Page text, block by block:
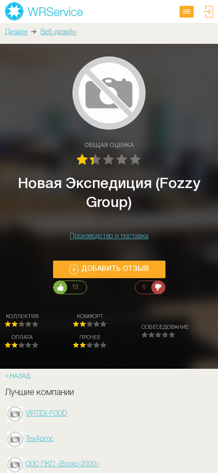
Дизайн Веб-дизайн
ОБЩАЯ ОЦЕНКА
Новая Экспедиция (Fozzy
Group)
Производство и поставка
ДОБАВИТЬ ОТЗЫВ
13 6
КОЛЛЕКТИВ
ОПЛАТА
КОМФОРТ
ПРОЧЕЕ
СОБЕСЕДОВАНИЕ
НАЗАД
Лучшие компании
VIRTEX-FOOD
ТехАргос
ООО ПКП «Вэлко-2000»